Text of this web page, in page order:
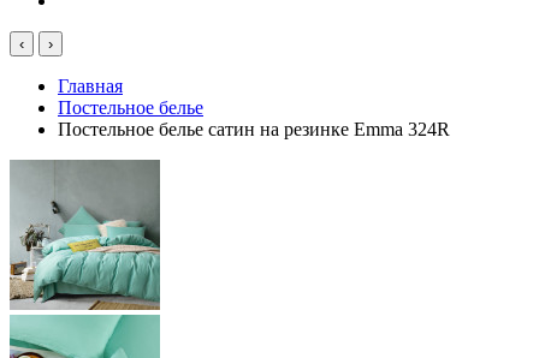
‹ ›
Главная
Постельное белье
Постельное белье сатин на резинке Emma 324R